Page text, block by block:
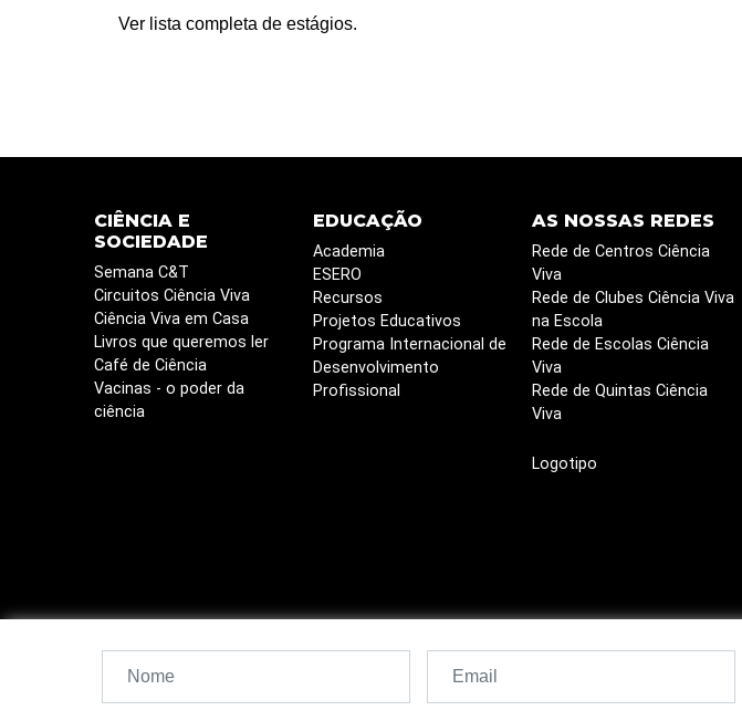
Ver lista completa de estágios.
CIÊNCIA E
SOCIEDADE
Semana C&T
Circuitos Ciência Viva
Ciência Viva em Casa
Livros que queremos ler
Café de Ciência
Vacinas - o poder da
ciência
EDUCAÇÃO
Academia
ESERO
Recursos
Projetos Educativos
Programa Internacional de
Desenvolvimento
Profissional
AS NOSSAS REDES
Rede de Centros Ciência
Viva
Rede de Clubes Ciência Viva
na Escola
Rede de Escolas Ciência
Viva
Rede de Quintas Ciência
Viva
Logotipo
-